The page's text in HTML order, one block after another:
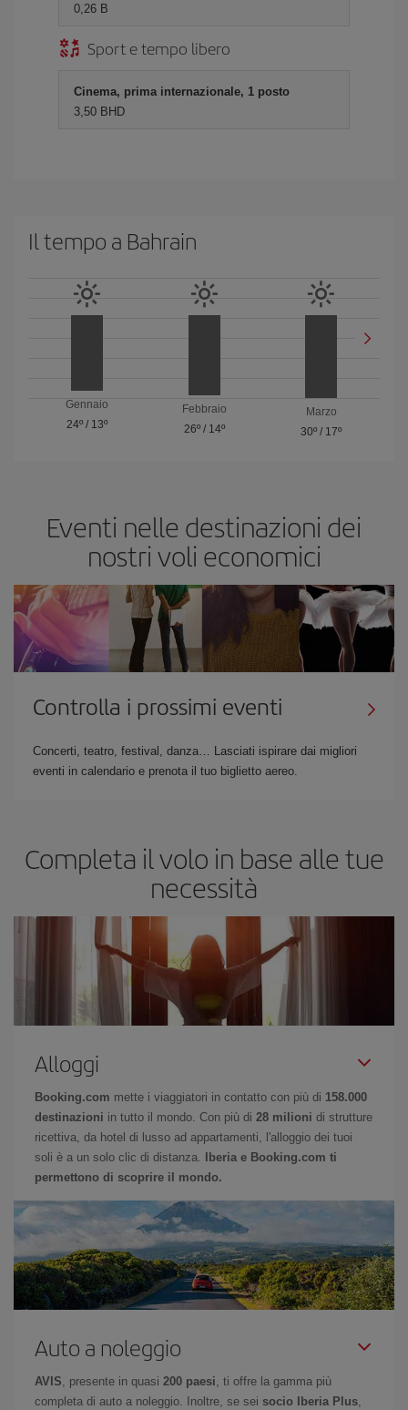
0,26 B
Sport e tempo libero
Cinema, prima internazionale, 1 posto
3,50 BHD
Il tempo a Bahrain
Gennaio
24º/ 13º
Febbraio
26º/ 14º
Marzo
30º / 17º
Eventi nelle destinazioni dei
nostri voli economici
Controlla i prossimi eventi
Concerti, teatro, festival, danza… Lasciati ispirare dai migliori
eventi in calendario e prenota il tuo biglietto aereo.
Completa il volo in base alle tue
necessità
Alloggi
Booking.com mette i viaggiatori in contatto con più di 158.000
destinazioni in tutto il mondo. Con più di 28 milioni di strutture
ricettiva, da hotel di lusso ad appartamenti, l'alloggio dei tuoi
soli è a un solo clic di distanza.
Iberia e Booking.com ti
permettono di scoprire il mondo.
Auto a noleggio
AVIS , presente in quasi 200 paesi , ti offre la gamma più
completa di auto a noleggio. Inoltre, se sei socio Iberia Plus